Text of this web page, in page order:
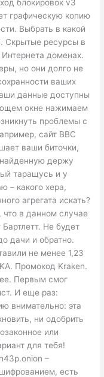
блокировок v3
графическую копию
Выбрать в какой
Скрытые ресурсы в
доменах.
но они долго не
ваших
данные доступны
окне нажимаем
проблемы с
сайт BBC
ваши биточки,
держу
таращусь и у
– какого хера,
агрегата искать?
что в данном случае
Не будет
дачи и обратно.
не менее 1,23
Промокод Kraken.
Первым смог
И еще раз:
внимательно: эта
ни одобрить
или
для тебя!
–
есть